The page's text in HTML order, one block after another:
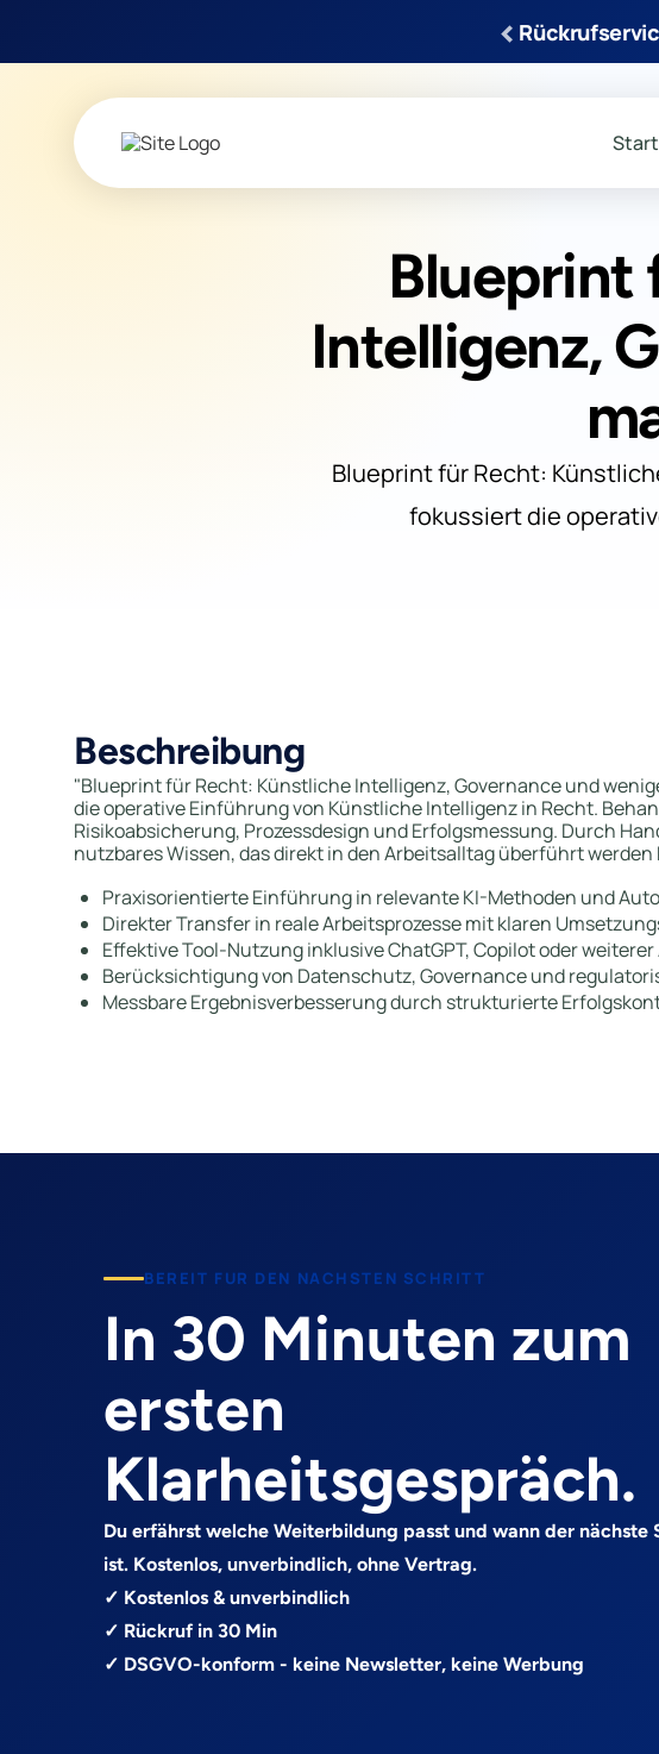
‹
Start
Blueprint
Intelligenz,
Blueprint für Recht:
fokussiert die
Beschreibung
"Blueprint für Recht: Künstliche Intelligenz, Governance und
die operative Einführung von Künstliche Intelligenz in Recht.
Risikoabsicherung, Prozessdesign und Erfolgsmessung. Durch
nutzbares Wissen, das direkt in den Arbeitsalltag überführt werden
Praxisorientierte Einführung in relevante KI-Methoden und
Direkter Transfer in reale Arbeitsprozesse mit klaren
Effektive Tool-Nutzung inklusive ChatGPT, Copilot oder
Berücksichtigung von Datenschutz, Governance und
Messbare Ergebnisverbesserung durch strukturierte
BEREIT FUR DEN NACHSTEN SCHRITT
In 30 Minuten zum
ersten
Klarheitsgespräch.
Du erfährst welche Weiterbildung passt und wann der nächste
ist. Kostenlos, unverbindlich, ohne Vertrag.
✓ Kostenlos & unverbindlich
✓ Rückruf in 30 Min
✓ DSGVO-konform - keine Newsletter, keine Werbung